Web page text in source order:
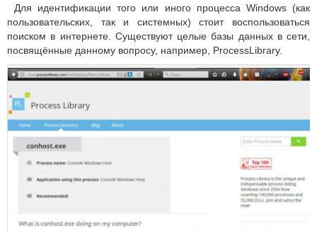
Для идентификации того или иного процесса Windows (как
пользовательских, так и системных) стоит воспользоваться
поиском в интернете. Существуют целые базы данных в сети,
посвящённые данному вопросу, например, ProcessLibrary.